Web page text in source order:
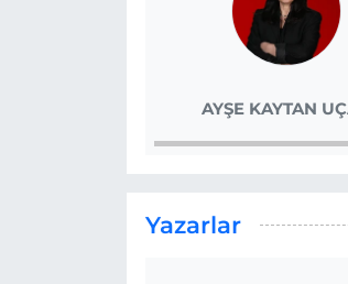
AYŞE KAYTAN
Yazarlar